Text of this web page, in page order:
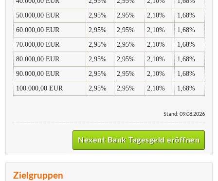
50.000,00 EUR
2,95% 2,95% 2,10%
1,68%
60.000,00 EUR
2,95% 2,95% 2,10%
1,68%
70.000,00 EUR
2,95% 2,95% 2,10%
1,68%
80.000,00 EUR
2,95% 2,95% 2,10%
1,68%
90.000,00 EUR
2,95% 2,95% 2,10%
1,68%
100.000,00 EUR
2,95% 2,95% 2,10% 1,68%
Stand: 09.08.2026
Nexent Bank Tagesgeld eröffnen
Zielgruppen